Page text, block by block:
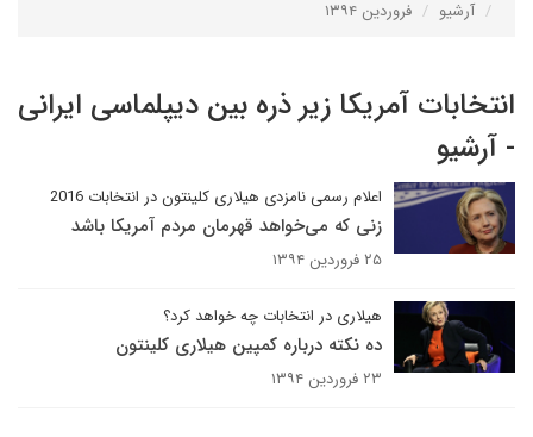
آرشیو
فروردین ۱۳۹۴
انتخابات آمریکا زیر ذره بین دیپلماسی ایرانی
- آرشیو
اعلام رسمی نامزدی هیلاری کلینتون در انتخابات 2016
زنی که می‌خواهد قهرمان مردم آمریکا باشد
۲۵ فروردین ۱۳۹۴
هیلاری در انتخابات چه خواهد کرد؟
ده نکته درباره کمپین هیلاری کلینتون
۲۳ فروردین ۱۳۹۴